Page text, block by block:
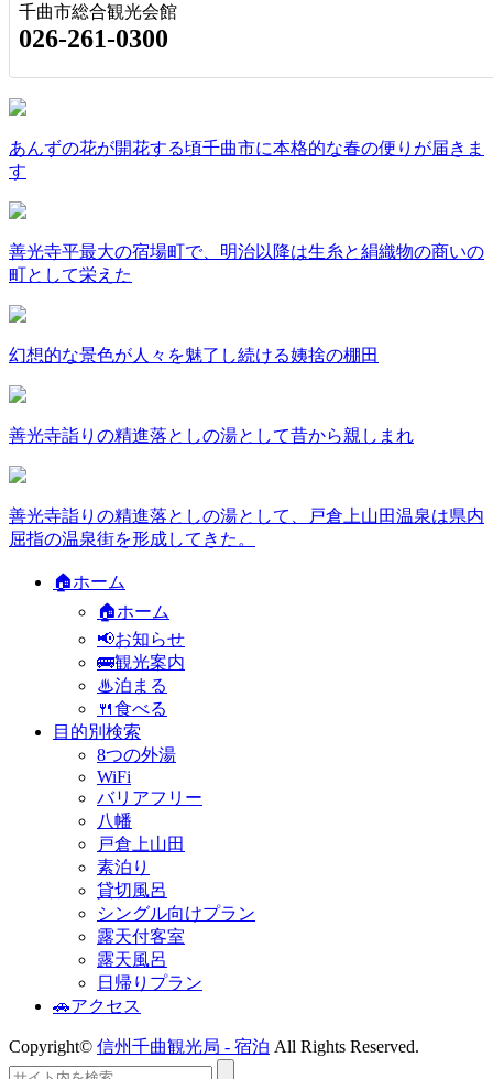
千曲市総合観光会館
026-261-0300
あんずの花が開花する頃千曲市に本格的な春の便りが届きま
す
善光寺平最大の宿場町で、明治以降は生糸と絹織物の商いの
町として栄えた
幻想的な景色が人々を魅了し続ける姨捨の棚田
善光寺詣りの精進落としの湯として昔から親しまれ
善光寺詣りの精進落としの湯として、戸倉上山田温泉は県内
屈指の温泉街を形成してきた。
🏠ホーム
🏠ホーム
📢お知らせ
🚌観光案内
♨泊まる
🍴食べる
目的別検索
8つの外湯
WiFi
バリアフリー
八幡
戸倉上山田
素泊り
貸切風呂
シングル向けプラン
露天付客室
露天風呂
日帰りプラン
🚗アクセス
Copyright© 信州千曲観光局 - 宿泊 All Rights Reserved.